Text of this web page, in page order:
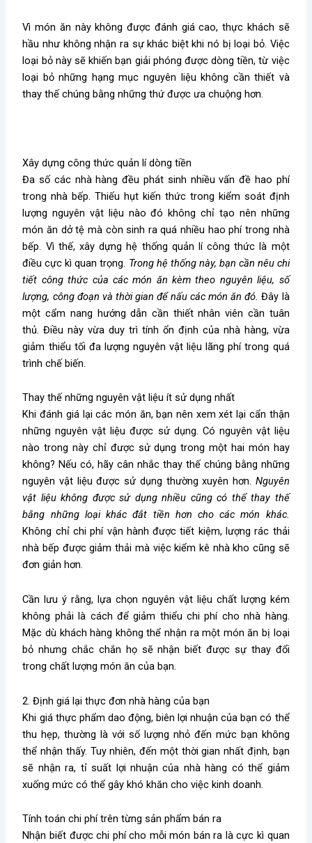
Vì món ăn này không được đánh giá cao, thực khách sẽ
hầu như không nhận ra sự khác biệt khi nó bị loại bỏ. Việc
loại bỏ này sẽ khiến bạn giải phóng được dòng tiền, từ việc
loại bỏ những hạng mục nguyên liệu không cần thiết và
thay thế chúng bằng những thứ được ưa chuộng hơn.
Xây dựng công thức quản lí dòng tiền
Đa số các nhà hàng đều phát sinh nhiều vấn đề hao phí
trong nhà bếp. Thiếu hụt kiến thức trong kiểm soát định
lượng nguyên vật liệu nào đó không chỉ tạo nên những
món ăn dở tệ mà còn sinh ra quá nhiều hao phí trong nhà
bếp. Vì thế, xây dựng hệ thống quản lí công thức là một
điều cực kì quan trọng. Trong hệ thống này, bạn cần nêu chi
tiết công thức của các món ăn kèm theo nguyên liệu, số
lượng, công đoạn và thời gian để nấu các món ăn đó. Đây là
một cẩm nang hướng dẫn cần thiết nhân viên cần tuân
thủ. Điều này vừa duy trì tính ổn định của nhà hàng, vừa
giảm thiểu tối đa lượng nguyên vật liệu lãng phí trong quá
trình chế biến.
Thay thế những nguyên vật liệu ít sử dụng nhất
Khi đánh giá lại các món ăn, bạn nên xem xét lại cẩn thận
những nguyên vật liệu được sử dụng. Có nguyên vật liệu
nào trong này chỉ được sử dụng trong một hai món hay
không? Nếu có, hãy cân nhắc thay thế chúng bằng những
nguyên vật liệu được sử dụng thường xuyên hơn. Nguyên
vật liệu không được sử dụng nhiều cũng có thể thay thế
bằng những loại khác đắt tiền hơn cho các món khác.
Không chỉ chi phí vận hành được tiết kiệm, lượng rác thải
nhà bếp được giảm thải mà việc kiểm kê nhà kho cũng sẽ
đơn giản hơn.
Cần lưu ý rằng, lựa chọn nguyên vật liệu chất lượng kém
không phải là cách để giảm thiểu chi phí cho nhà hàng.
Mặc dù khách hàng không thể nhận ra một món ăn bị loại
bỏ nhưng chắc chắn họ sẽ nhận biết được sự thay đổi
trong chất lượng món ăn của bạn.
2. Định giá lại thực đơn nhà hàng của bạn
Khi giá thực phẩm dao động, biên lợi nhuận của bạn có thể
thu hẹp, thường là với số lượng nhỏ đến mức bạn không
thể nhận thấy. Tuy nhiên, đến một thời gian nhất định, bạn
sẽ nhận ra, tỉ suất lợi nhuận của nhà hàng có thể giảm
xuống mức có thể gây khó khăn cho việc kinh doanh.
Tính toán chi phí trên từng sản phẩm bán ra
Nhận biết được chi phí cho mỗi món bán ra là cực kì quan